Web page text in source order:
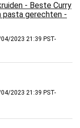
- Beste Curry
pasta gerechten -
2023 21:39 PST-
2023 21:39 PST-